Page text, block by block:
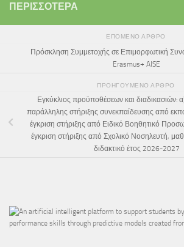
ΠΕΡΙΣΣΌΤΕΡΑ
ΕΠΌΜΕΝΟ ΆΡΘΡΟ
Πρόσκληση Συμμετοχής σε Επιμορφωτική
Erasmus+ AISE
ΠΡΟΗΓΟΎΜΕΝΟ ΆΡΘΡΟ
Εγκύκλιος προϋποθέσεων και διαδικασιών:
παράλληλης στήριξης συνεκπαίδευσης από
έγκριση στήριξης από Ειδικό Βοηθητικό
έγκριση στήριξης από Σχολικό Νοσηλευτή,
διδακτικό έτος 2026-2027